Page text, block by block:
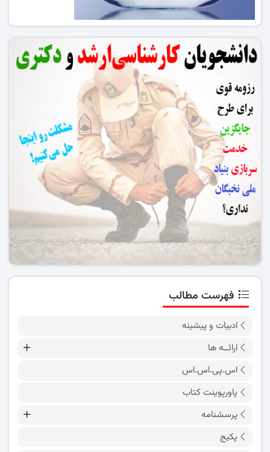
فهرست مطالب
ادبیات و پیشینه
ارائــه ها
اس.پی.اس.اس
پاورپوینت کتاب
پرسشنامه
پکیج